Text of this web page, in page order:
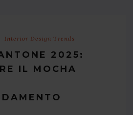
Interior Design Trends
2025:
IL MOCHA